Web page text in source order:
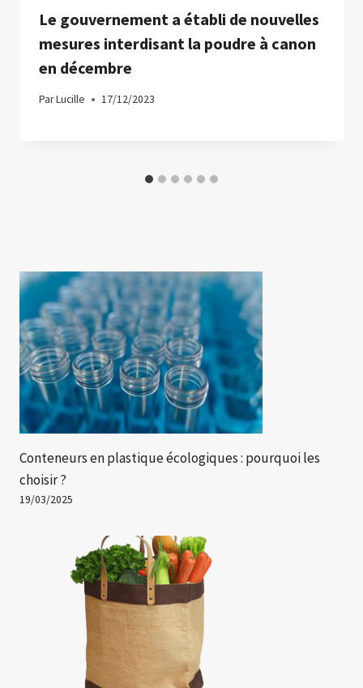
Le gouvernement a établi de nouvelles
mesures interdisant la poudre à canon
en décembre
ParLucille 17/12/2023
Conteneurs en plastique écologiques : pourquoi les
choisir ?
19/03/2025